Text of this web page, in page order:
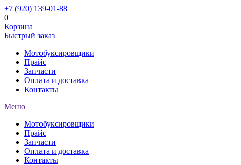
+7 (920) 139-01-88
0
Корзина
Быстрый заказ
Мотобуксировщики
Прайс
Запчасти
Оплата и доставка
Контакты
Меню
Мотобуксировщики
Прайс
Запчасти
Оплата и доставка
Контакты